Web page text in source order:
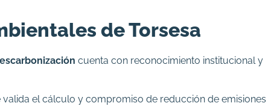
de Torsesa
cuenta con reconocimiento institucional y
valida el cálculo y compromiso de reducción de emisiones